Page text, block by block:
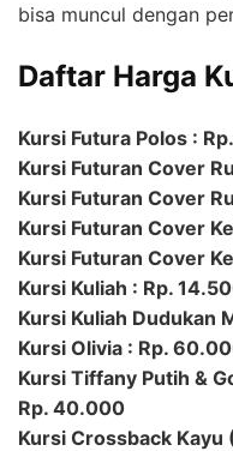
bisa muncul dengan
Daftar Harga
Kursi Futura Polos :
Kursi Futuran Cover
Kursi Futuran Cover
Kursi Futuran Cover
Kursi Futuran Cover
Kursi Kuliah : Rp.
Kursi Kuliah Dudukan
Kursi Olivia : Rp.
Kursi Tiffany Putih &
Rp. 40.000
Kursi Crossback Kayu